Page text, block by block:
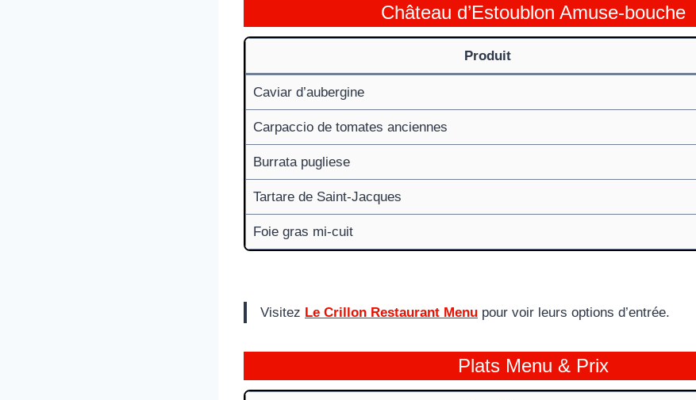
Château d’Estoublon Amuse-bouche
Produit
Caviar d’aubergine
Carpaccio de tomates anciennes
Burrata pugliese
Tartare de Saint-Jacques
Foie gras mi-cuit
Visitez Le Crillon Restaurant Menu pour voir leurs options d’entrée.
Plats Menu & Prix